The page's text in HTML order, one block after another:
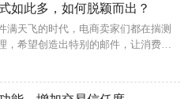
如此多，如何脱颖而出？
满天飞的时代，电商卖家们都在揣测
，希望创造出特别的邮件，让消费者
中”自己。例如Wayfair发送的台灯营